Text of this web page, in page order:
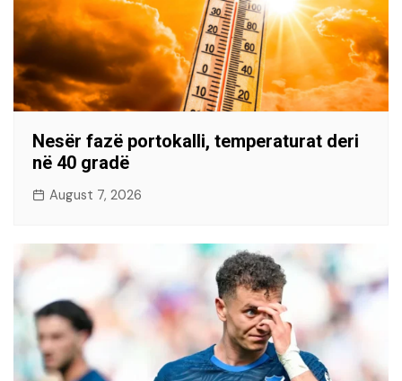
Nesër fazë portokalli, temperaturat deri
në 40 gradë
August 7, 2026